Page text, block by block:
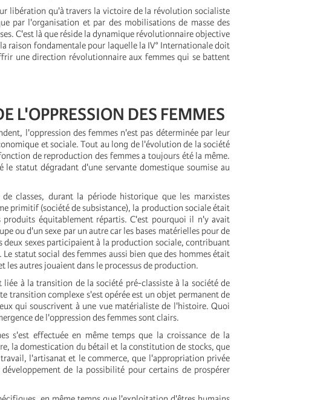
libération qu'à travers la victoire de la révolution socialiste
par l'organisation et par des mobilisations de masse des
C'est là que réside la dynamique révolutionnaire objective
raison fondamentale pour laquelle la IV° Internationale doit
une direction révolutionnaire aux femmes qui se battent
L'OPPRESSION DES FEMMES
l'oppression des femmes n'est pas déterminée par leur
et sociale. Tout au long de l'évolution de la société
de reproduction des femmes a toujours été la même.
statut dégradant d'une servante domestique soumise au
classes, durant la période historique que les marxistes
primitif (société de subsistance), la production sociale était
produits équitablement répartis. C'est pourquoi il n'y avait
ou d'un sexe par un autre car les bases matérielles pour de
deux sexes participaient à la production sociale, contribuant
statut social des femmes aussi bien que des hommes était
les autres jouaient dans le processus de production.
liée à la transition de la société pré-classiste à la société de
transition complexe s'est opérée est un objet permanent de
qui souscrivent à une vue matérialiste de l'histoire. Quoi
de l'oppression des femmes sont clairs.
s'est effectuée en même temps que la croissance de la
la domestication du bétail et la constitution de stocks, que
l'artisanat et le commerce, que l'appropriation privée
de la possibilité pour certains de prospérer